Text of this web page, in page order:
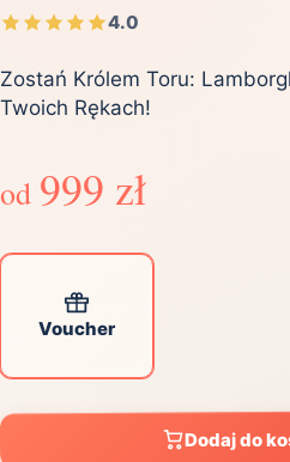
4.0
Zostań Królem Toru:
Twoich Rękach!
od 999 zł
Voucher
Dodaj do